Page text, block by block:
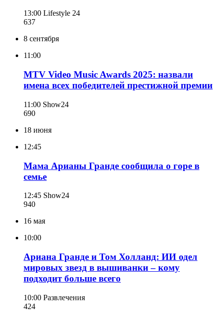
13:00 Lifestyle 24
637
8 сентября
11:00
MTV Video Music Awards 2025: назвали
имена всех победителей престижной премии
11:00 Show24
690
18 июня
12:45
Мама Арианы Гранде сообщила о горе в
семье
12:45 Show24
940
16 мая
10:00
Ариана Гранде и Том Холланд: ИИ одел
мировых звезд в вышиванки – кому
подходит больше всего
10:00 Развлечения
424